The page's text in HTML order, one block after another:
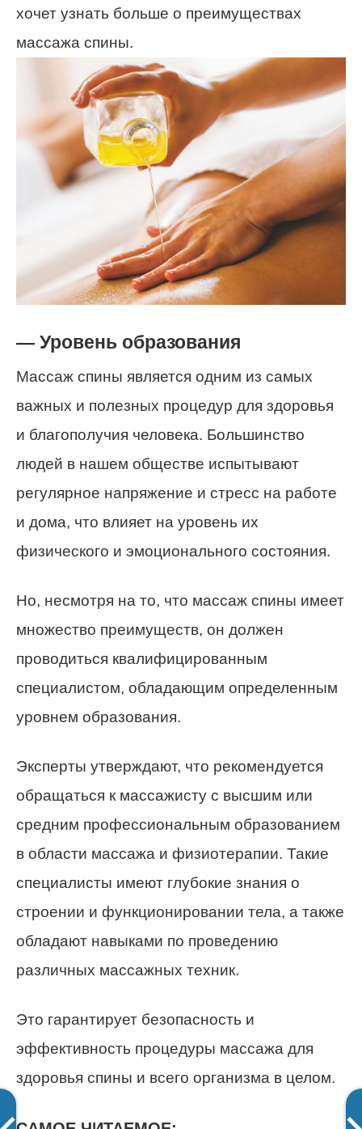
хочет узнать больше о преимуществах
массажа спины.
— Уровень образования
Массаж спины является одним из самых
важных и полезных процедур для здоровья
и благополучия человека. Большинство
людей в нашем обществе испытывают
регулярное напряжение и стресс на работе
и дома, что влияет на уровень их
физического и эмоционального состояния.
Но, несмотря на то, что массаж спины имеет
множество преимуществ, он должен
проводиться квалифицированным
специалистом, обладающим определенным
уровнем образования.
Эксперты утверждают, что рекомендуется
обращаться к массажисту с высшим или
средним профессиональным образованием
в области массажа и физиотерапии. Такие
специалисты имеют глубокие знания о
строении и функционировании тела, а также
обладают навыками по проведению
различных массажных техник.
Это гарантирует безопасность и
эффективность процедуры массажа для
здоровья спины и всего организма в целом.